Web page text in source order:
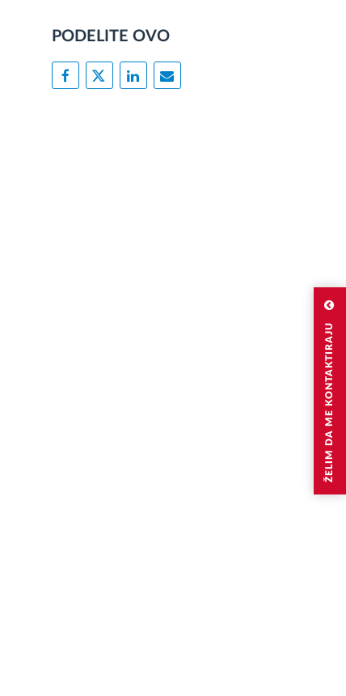
ŽELIM DA ME KONTAKTIRAJU
PODELITE OVO